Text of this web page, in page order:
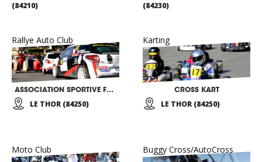
(84210)
(84230)
Rallye Auto Club
ASSOCIATION SPORTIVE FCR RALLYE
LE THOR (84250)
Karting
CROSS KART
LE THOR (84250)
Moto Club Buggy Cross/AutoCross